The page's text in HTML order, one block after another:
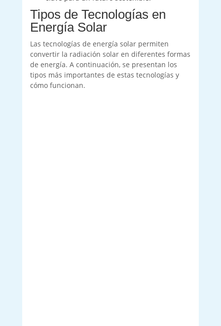
Tipos de Tecnologías en
Energía Solar
Las tecnologías de energía solar permiten
convertir la radiación solar en diferentes formas
de energía. A continuación, se presentan los
tipos más importantes de estas tecnologías y
cómo funcionan.